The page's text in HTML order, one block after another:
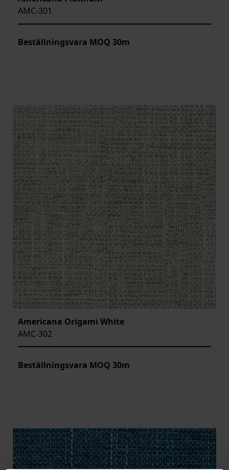
AMC-301
Beställningsvara MOQ 30m
Americana Origami White
AMC-302
Beställningsvara MOQ 30m